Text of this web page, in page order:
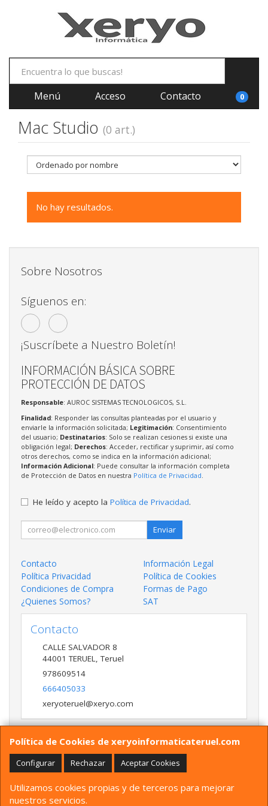
Menú Acceso Contacto 0
Mac Studio (0 art.)
No hay resultados.
Política de Cookies de xeryoinformaticateruel.com
Configurar Rechazar Aceptar Cookies
Utilizamos cookies propias y de terceros para mejorar
nuestros servicios.
Sobre Nosotros
Síguenos en:
¡Suscríbete a Nuestro Boletín!
INFORMACIÓN BÁSICA SOBRE
PROTECCIÓN DE DATOS
Responsable: AUROC SISTEMAS TECNOLOGICOS, S.L.
Finalidad: Responder las consultas planteadas por el usuario y
enviarle la información solicitada; Legitimación: Consentimiento
del usuario; Destinatarios: Solo se realizan cesiones si existe una
obligación legal; Derechos: Acceder, rectificar y suprimir, así como
otros derechos, como se indica en la información adicional;
Información Adicional: Puede consultar la información completa
de Protección de Datos en nuestra Política de Privacidad.
He leído y acepto la Política de Privacidad.
Enviar
Contacto
Información Legal
Política Privacidad
Política de Cookies
Condiciones de Compra
Formas de Pago
¿Quienes Somos?
SAT
Contacto
CALLE SALVADOR 8
44001 TERUEL ,Teruel
978609514
666405033
xeryoteruel@xeryo.com
Horario
LUNES A VIERNES 9:30 A 13:30 17:00 a 20:00 Y
SÁBADO 10:00 A 13:30